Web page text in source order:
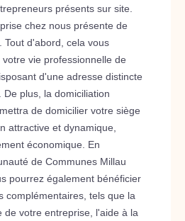
présents sur site.
chez nous présente de
Tout d'abord, cela vous
vie professionnelle de
d'une adresse distincte
plus, la domiciliation
de domicilier votre siège
attractive et dynamique,
économique. En
de Communes Millau
pourrez également bénéficier
complémentaires, tels que la
de votre entreprise, l'aide à la